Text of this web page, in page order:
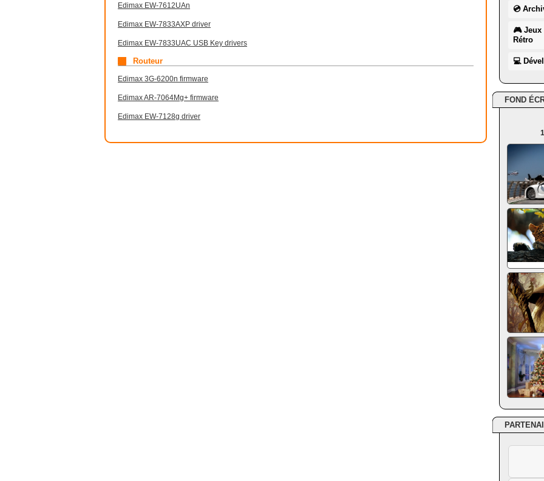
Edimax EW-7612UAn
Edimax EW-7833AXP driver
Edimax EW-7833UAC USB Key drivers
Routeur
Edimax 3G-6200n firmware
Edimax AR-7064Mg+ firmware
Edimax EW-7128g driver
💿
🎮 Jeux
Rétro
💻
FOND